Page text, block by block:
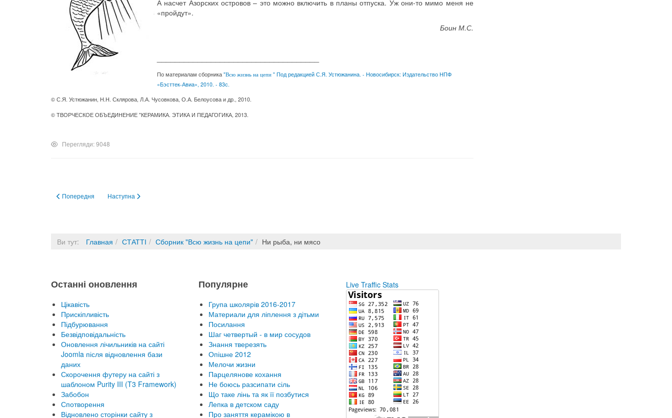
А насчет Азорских островов – это можно включить в планы отпуска. Уж они-то мимо меня не
«пройдут».
Боин М.С.
По материалам сборника "Всю жизнь на цепи " Под редакцией С.Я. Устюжанина. - Новосибирск: Издательство НПФ
«Бэсттек-Авиа», 2010. - 83с.
© С.Я. Устюжанин, Н.Н. Склярова, Л.А. Чусовкова, О.А. Белоусова и др., 2010.
© ТВОРЧЕСКОЕ ОБЪЕДИНЕНИЕ "КЕРАМИКА. ЭТИКА И ПЕДАГОГИКА, 2013.
Перегляди: 9048
Попередня стаття: О сетевом маркетинге
Попередня Наступна стаття: Надо жить!
Наступна
Ви тут: Главная СТАТТІ Сборник "Всю жизнь на цепи" Ни рыба, ни мясо
Останні оновлення
Цікавість
Прискіпливість
Підбурювання
Безвідповідальність
Оновлення лічильників на сайті
Joomla після відновлення бази
даних
Скорочення футеру на сайті з
шаблоном Purity III (T3 Framework)
Забобон
Спотворення
Відновлено сторінки сайту з
Популярне
Група школярів 2016-2017
Материали для ліплення з дітьми
Посилання
Шаг четвертый - в мир сосудов
Знання тверезять
Опішне 2012
Мелочи жизни
Парцелянове кохання
Не боюсь разсипати сіль
Що таке лінь та як її позбутися
Лепка в детском саду
Про заняття керамікою в
Live Traffic Stats